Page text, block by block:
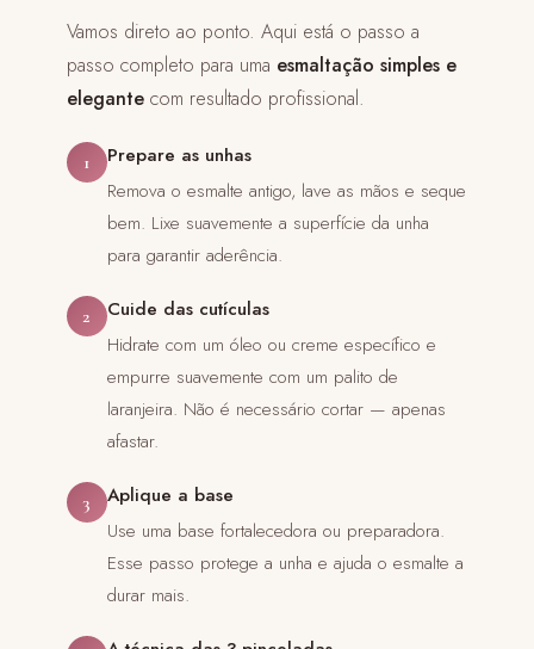
Vamos direto ao ponto. Aqui está o passo a
passo completo para uma esmaltação simples e
elegantecom resultado profissional.
1
Prepare as unhas
Remova o esmalte antigo, lave as mãos e seque
bem. Lixe suavemente a superfície da unha
para garantir aderência.
2
Cuide das cutículas
Hidrate com um óleo ou creme específico e
empurre suavemente com um palito de
laranjeira. Não é necessário cortar — apenas
afastar.
3
Aplique a base
Use uma base fortalecedora ou preparadora.
Esse passo protege a unha e ajuda o esmalte a
durar mais.